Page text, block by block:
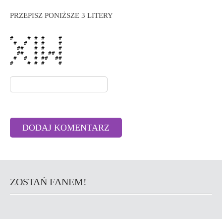
PRZEPISZ PONIŻSZE 3 LITERY
#    # # #    #
#  #  # #    #
  ##   # #    #
  ##   # # ## #
#  #  # ##  ##
#    # # #    #
ZOSTAŃ FANEM!